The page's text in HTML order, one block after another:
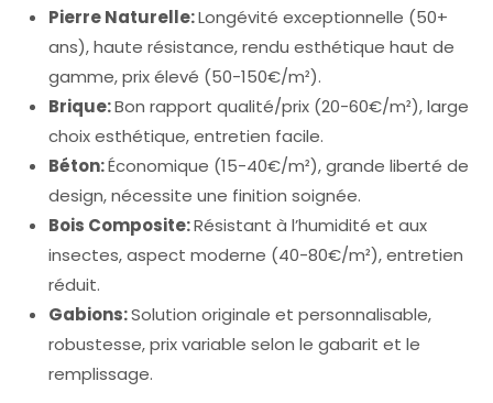
Pierre Naturelle:Longévité exceptionnelle (50+
ans), haute résistance, rendu esthétique haut de
gamme, prix élevé (50-150€/m²).
Brique:Bon rapport qualité/prix (20-60€/m²), large
choix esthétique, entretien facile.
Béton:Économique (15-40€/m²), grande liberté de
design, nécessite une finition soignée.
Bois Composite:Résistant à l’humidité et aux
insectes, aspect moderne (40-80€/m²), entretien
réduit.
Gabions:Solution originale et personnalisable,
robustesse, prix variable selon le gabarit et le
remplissage.